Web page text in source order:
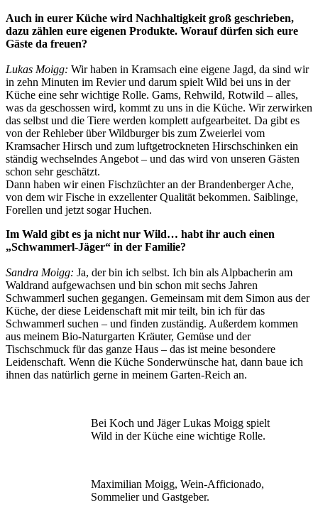
Auch in eurer Küche wird Nachhaltigkeit groß geschrieben,
dazu zählen eure eigenen Produkte. Worauf dürfen sich eure
Gäste da freuen?
Lukas Moigg: Wir haben in Kramsach eine eigene Jagd, da sind wir
in zehn Minuten im Revier und darum spielt Wild bei uns in der
Küche eine sehr wichtige Rolle. Gams, Rehwild, Rotwild – alles,
was da geschossen wird, kommt zu uns in die Küche. Wir zerwirken
das selbst und die Tiere werden komplett aufgearbeitet. Da gibt es
von der Rehleber über Wildburger bis zum Zweierlei vom
Kramsacher Hirsch und zum luftgetrockneten Hirschschinken ein
ständig wechselndes Angebot – und das wird von unseren Gästen
schon sehr geschätzt.
Dann haben wir einen Fischzüchter an der Brandenberger Ache,
von dem wir Fische in exzellenter Qualität bekommen. Saiblinge,
Forellen und jetzt sogar Huchen.
Im Wald gibt es ja nicht nur Wild… habt ihr auch einen
„Schwammerl-Jäger“ in der Familie?
Sandra Moigg: Ja, der bin ich selbst. Ich bin als Alpbacherin am
Waldrand aufgewachsen und bin schon mit sechs Jahren
Schwammerl suchen gegangen. Gemeinsam mit dem Simon aus der
Küche, der diese Leidenschaft mit mir teilt, bin ich für das
Schwammerl suchen – und finden zuständig. Außerdem kommen
aus meinem Bio-Naturgarten Kräuter, Gemüse und der
Tischschmuck für das ganze Haus – das ist meine besondere
Leidenschaft. Wenn die Küche Sonderwünsche hat, dann baue ich
ihnen das natürlich gerne in meinem Garten-Reich an.
Bei Koch und Jäger Lukas Moigg spielt
Wild in der Küche eine wichtige Rolle.
Maximilian Moigg, Wein-Afficionado,
Sommelier und Gastgeber.